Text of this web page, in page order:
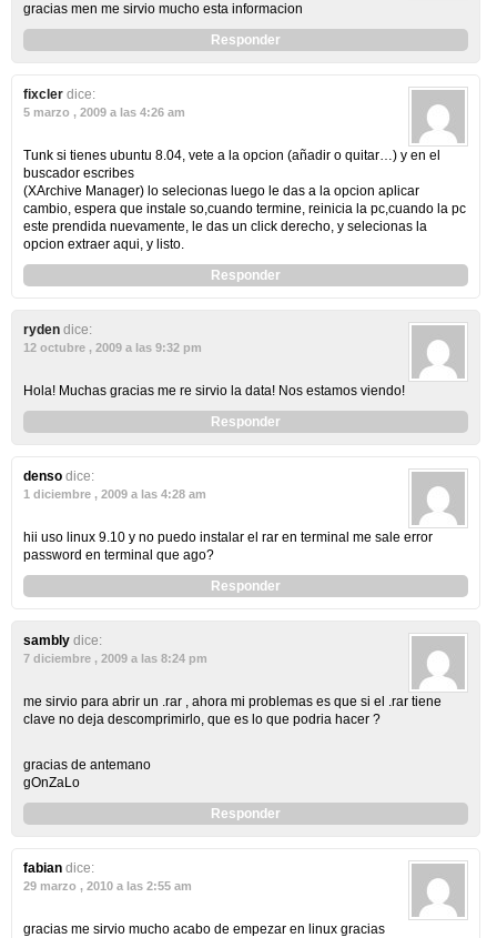
gracias men me sirvio mucho esta informacion
Responder
fixcler dice:
5 marzo , 2009 a las 4:26 am
Tunk si tienes ubuntu 8.04, vete a la opcion (añadir o quitar…) y en el
buscador escribes
(XArchive Manager) lo selecionas luego le das a la opcion aplicar
cambio, espera que instale so,cuando termine, reinicia la pc,cuando la pc
este prendida nuevamente, le das un click derecho, y selecionas la
opcion extraer aqui, y listo.
Responder
ryden dice:
12 octubre , 2009 a las 9:32 pm
Hola! Muchas gracias me re sirvio la data! Nos estamos viendo!
Responder
denso dice:
1 diciembre , 2009 a las 4:28 am
hii uso linux 9.10 y no puedo instalar el rar en terminal me sale error
password en terminal que ago?
Responder
sambly dice:
7 diciembre , 2009 a las 8:24 pm
me sirvio para abrir un .rar , ahora mi problemas es que si el .rar tiene
clave no deja descomprimirlo, que es lo que podria hacer ?
gracias de antemano
gOnZaLo
Responder
fabian dice:
29 marzo , 2010 a las 2:55 am
gracias me sirvio mucho acabo de empezar en linux gracias